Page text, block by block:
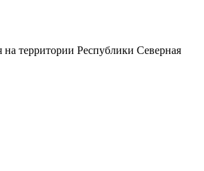
территории Республики Северная